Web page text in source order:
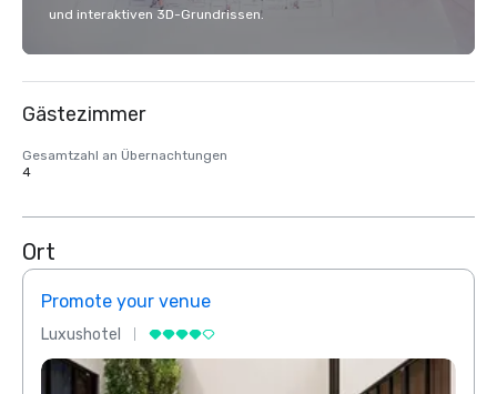
und interaktiven 3D-Grundrissen.
Gästezimmer
Gesamtzahl an Übernachtungen
4
Ort
Promote your venue
Luxushotel